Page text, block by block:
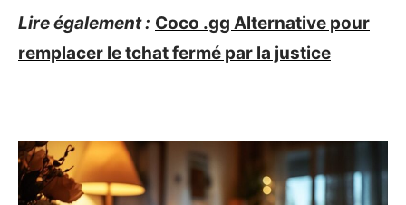
Lire également : Coco .gg Alternative pour
remplacer le tchat fermé par la justice